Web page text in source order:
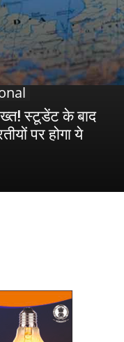
स्टूडेंट के बाद
पर होगा ये